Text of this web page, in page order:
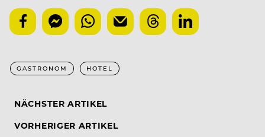
GASTRONOM HOTEL
NÄCHSTER ARTIKEL
VORHERIGER ARTIKEL